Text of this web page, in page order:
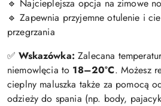
🔹 Najcieplejsza opcja na zimowe
🔹 Zapewnia przyjemne otulenie i
przegrzania
✅ Wskazówka: Zalecana
niemowlęcia to 18–20°C. Możesz
cieplny maluszka także za pomocą
odzieży do spania (np. body,